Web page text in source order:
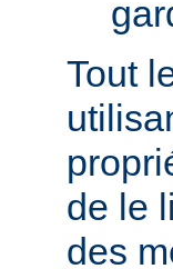
Tout
de le
des